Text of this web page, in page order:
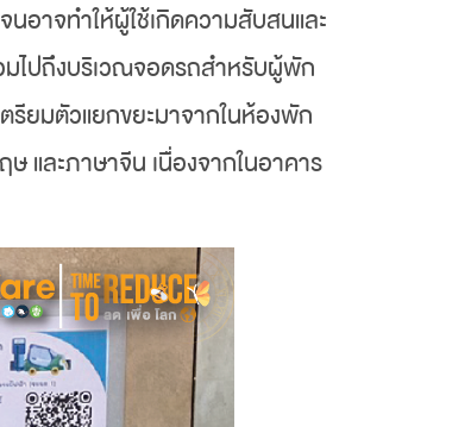
อาจทำให้ผู้ใช้เกิดความสับสนและ
ไปถึงบริเวณจอดรถสำหรับผู้พัก
รียมตัวแยกขยะมาจากในห้องพัก
และภาษาจีน เนื่องจากในอาคาร